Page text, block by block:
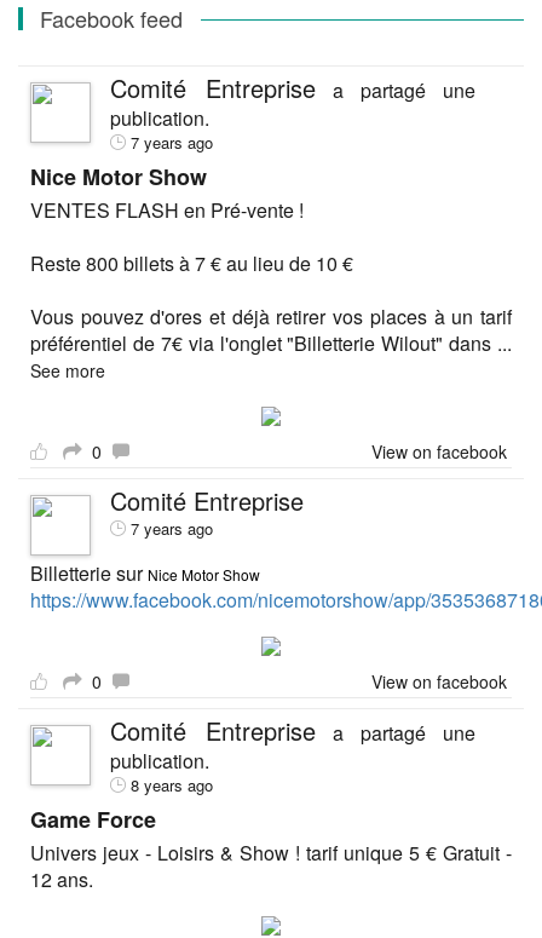
Facebook feed
Comité Entreprise a partagé une
publication.
7 years ago
Nice Motor Show
VENTES FLASH en Pré-vente !
Reste 800 billets à 7 € au lieu de 10 €
Vous pouvez d'ores et déjà retirer vos places à un tarif
préférentiel de 7€ via l'onglet "Billetterie Wilout" dans ...
See more
0 View on facebook
Comité Entreprise
7 years ago
Billetterie sur Nice Motor Show
https://www.facebook.com/nicemotorshow/app/
0 View on facebook
Comité Entreprise a partagé une
publication.
8 years ago
Game Force
Univers jeux - Loisirs & Show ! tarif unique 5 € Gratuit -
12 ans.